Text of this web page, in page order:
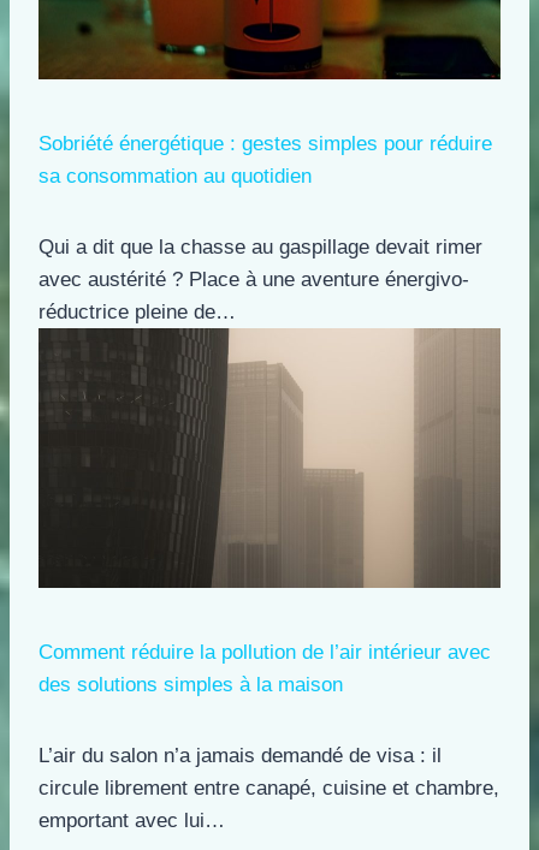
Sobriété énergétique : gestes simples pour réduire
sa consommation au quotidien
Qui a dit que la chasse au gaspillage devait rimer
avec austérité ? Place à une aventure énergivo-
réductrice pleine de…
Comment réduire la pollution de l’air intérieur avec
des solutions simples à la maison
L’air du salon n’a jamais demandé de visa : il
circule librement entre canapé, cuisine et chambre,
emportant avec lui…